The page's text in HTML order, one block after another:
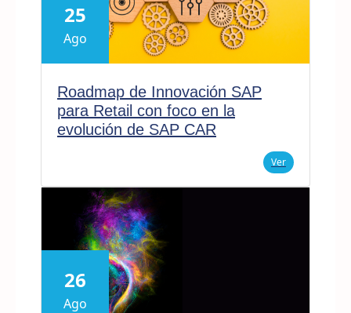
25
Ago
Roadmap de Innovación SAP
para Retail con foco en la
evolución de SAP CAR
Ver
26
Ago